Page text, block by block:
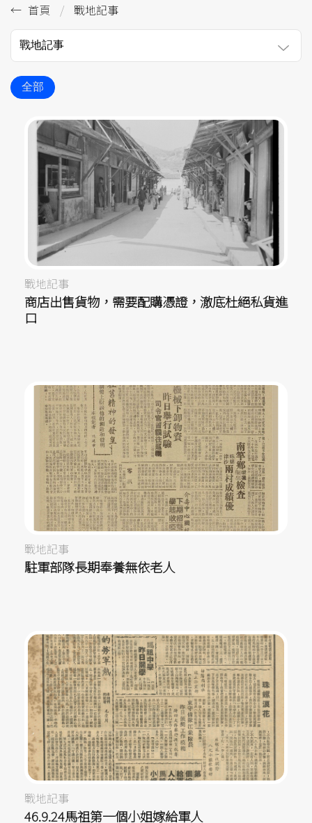
首頁 戰地記事
戰地記事
全部
戰地記事
商店出售貨物，需要配購憑證，澈底杜絕私貨進
口
戰地記事
駐軍部隊長期奉養無依老人
戰地記事
46.9.24馬祖第一個小姐嫁給軍人